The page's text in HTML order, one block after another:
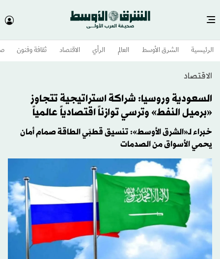
الرئيسية الشرق الأوسط​ العالم الرأي الاقتصاد ثقافة وفنون
الاقتصاد
السعودية وروسيا: شراكة استراتيجية تتجاوز
«برميل النفط» وترسي توازناً اقتصادياً عالمياً
خبراء لـ«الشرق الأوسط»: تنسيق قطبَي الطاقة صمام أمان
يحمي الأسواق من الصدمات